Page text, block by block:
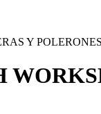
Y POLERONES